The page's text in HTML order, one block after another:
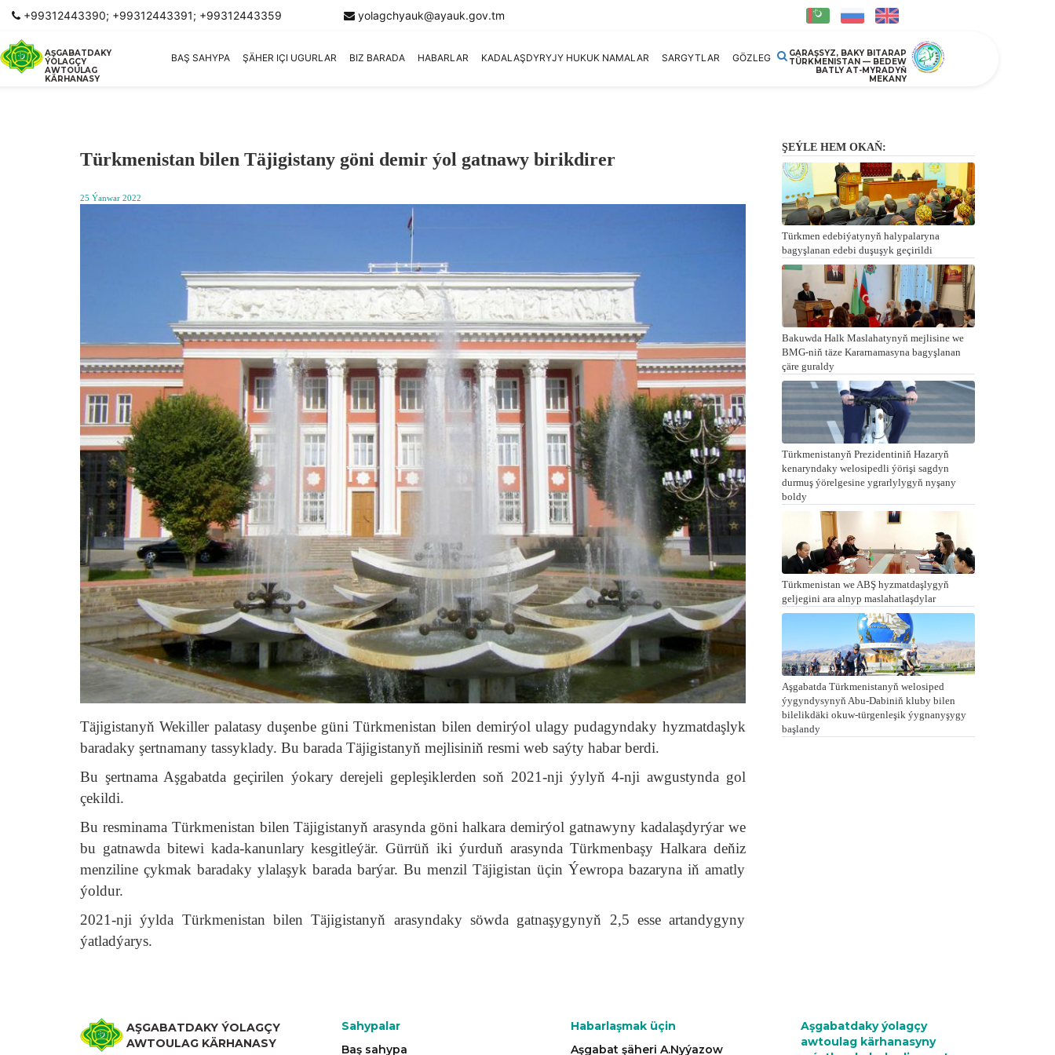
+99312443390; +99312443391; +99312443359 yolagchyauk@ayauk.gov.tm
AŞGABATDAKY
ÝOLAGÇY
AWTOULAG
KÄRHANASY
BAŞ SAHYPA ŞÄHER IÇI UGURLAR BIZ BARADA HABARLAR KADALAŞDYRYJY HUKUK NAMALAR SARGYTLAR GÖZLEG
GARAŞSYZ, BAKY BITARAP
TÜRKMENISTAN — BEDEW
BATLY AT-MYRADYŇ
MEKANY
Türkmenistan bilen Täjigistany göni demir ýol gatnawy birikdirer
25 Ýanwar 2022
Täjigistanyň Wekiller palatasy duşenbe güni Türkmenistan bilen demirýol ulagy pudagyndaky hyzmatdaşlyk
baradaky şertnamany tassyklady. Bu barada Täjigistanyň mejlisiniň resmi web saýty habar berdi.
Bu şertnama Aşgabatda geçirilen ýokary derejeli gepleşiklerden soň 2021-nji ýylyň 4-nji awgustynda gol
çekildi.
Bu resminama Türkmenistan bilen Täjigistanyň arasynda göni halkara demirýol gatnawyny kadalaşdyrýar we
bu gatnawda bitewi kada-kanunlary kesgitleýär. Gürrüň iki ýurduň arasynda Türkmenbaşy Halkara deňiz
menziline çykmak baradaky ylalaşyk barada barýar. Bu menzil Täjigistan üçin Ýewropa bazaryna iň amatly
ýoldur.
2021-nji ýylda Türkmenistan bilen Täjigistanyň arasyndaky söwda gatnaşygynyň 2,5 esse artandygyny
ýatladýarys.
ŞEÝLE HEM OKAŇ:
Türkmen edebiýatynyň halypalaryna
bagyşlanan edebi duşuşyk geçirildi
Bakuwda Halk Maslahatynyň mejlisine we
BMG-niň täze Kararnamasyna bagyşlanan
çäre guraldy
Türkmenistanyň Prezidentiniň Hazaryň
kenaryndaky welosipedli ýörişi sagdyn
durmuş ýörelgesine ygrarlylygyň nyşany
boldy
Türkmenistan we ABŞ hyzmatdaşlygyň
geljegini ara alnyp maslahatlaşdylar
Aşgabatda Türkmenistanyň welosiped
ýygyndysynyň Abu-Dabiniň kluby bilen
bilelikdäki okuw-türgenleşik ýygnanyşygy
başlandy
AŞGABATDAKY ÝOLAGÇY
AWTOULAG KÄRHANASY
Sahypalar
Baş sahypa
Habarlaşmak üçin
Aşgabat şäheri A.Nyýazow
Aşgabatdaky ýolagçy
awtoulag kärhanasyny